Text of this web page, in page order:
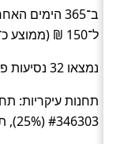
ל־150 ₪ (ממוצע כ־108 ₪).
נמצאו 32 נסיעות פרטיות (כ־0.1 ליום).
#346303 (25%), תחנה #346302 (25%).